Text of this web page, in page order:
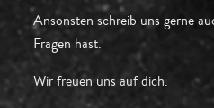
Ansonsten schreib uns gerne
Fragen hast.
Wir freuen uns auf dich.